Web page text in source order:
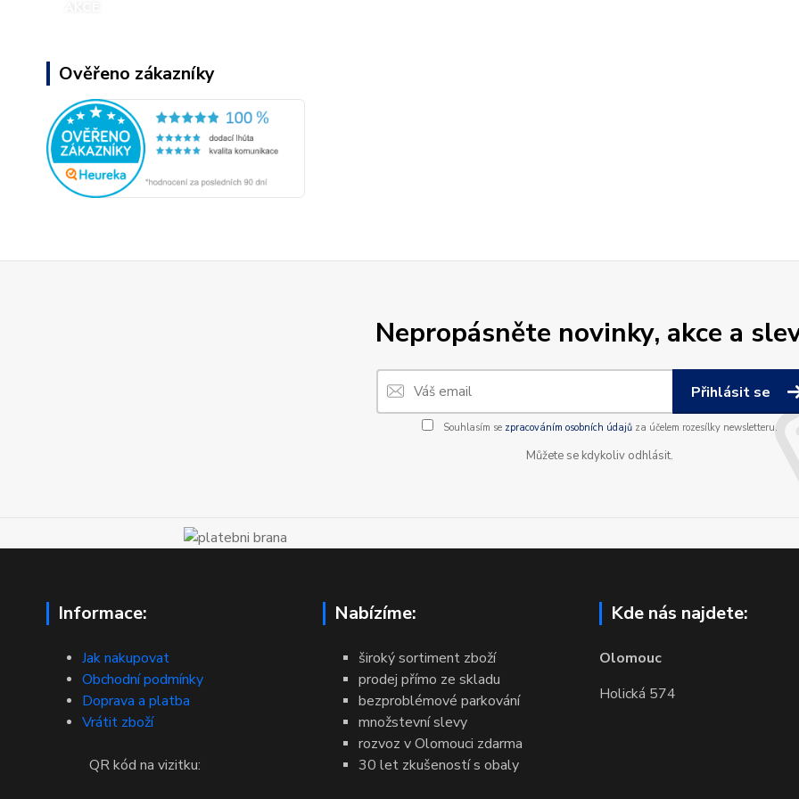
Ověřeno zákazníky
Nepropásněte novinky, akce a
Přihlásit se
Souhlasím se zpracováním osobních údajůza účelem rozesílky newsletteru.
Můžete se kdykoliv odhlásit.
Informace:
Jak nakupovat
Obchodní podmínky
Doprava a platba
Vrátit zboží
QR kód na vizitku:
Nabízíme:
široký sortiment zboží
prodej přímo ze skladu
bezproblémové parkování
množstevní slevy
rozvoz v Olomouci zdarma
30 let zkušeností s obaly
Kde nás najdete:
Olomouc
Holická 574